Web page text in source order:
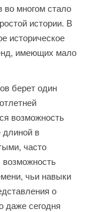
во многом стало
истории. В
историческое
имеющих мало
берет один
возможность
длиной в
часто
чьи навыки
о
даже сегодня